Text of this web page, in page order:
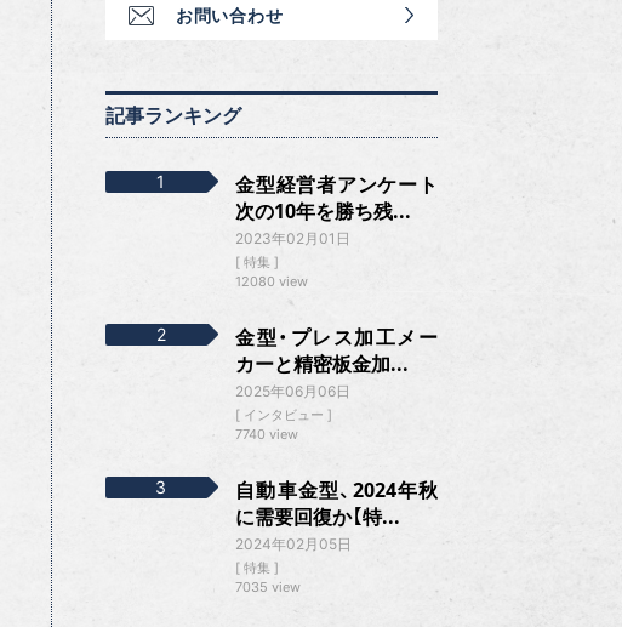
お問い合わせ
記事ランキング
金型経営者アンケート
次の10年を勝ち残...
2023年02月01日
特集
12080 view
金型・プレス加工メー
カーと精密板金加...
2025年06月06日
インタビュー
7740 view
自動車金型、2024年秋
に需要回復か【特...
2024年02月05日
特集
7035 view